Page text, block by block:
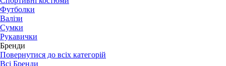
Футболки
Валізи
Сумки
Рукавички
Бренди
Повернутися до всіх категорій
Всі Бренди